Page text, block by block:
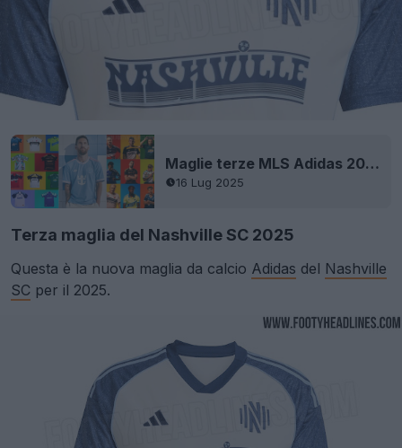
Maglie terze MLS Adidas 2025 presentate: 11 squadre
16 Lug 2025
Terza maglia del Nashville SC 2025
Questa è la nuova maglia da calcio Adidas del Nashville
SC per il 2025.